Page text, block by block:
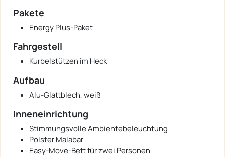
Pakete
Energy Plus-Paket
Fahrgestell
Kurbelstützen im Heck
Aufbau
Alu-Glattblech, weiß
Inneneinrichtung
Stimmungsvolle Ambientebeleuchtung
Polster Malabar
Easy-Move-Bett für zwei Personen